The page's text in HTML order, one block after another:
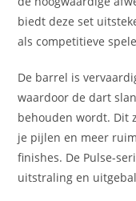
biedt deze set
als competitieve
De barrel is
waardoor de dart
behouden wordt. Dit
je pijlen en meer
finishes. De Pulse-
uitstraling en